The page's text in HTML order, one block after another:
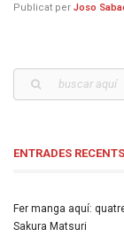
Publicat per Joso
ENTRADES RECENTS
Fer manga aquí:
Sakura Matsuri